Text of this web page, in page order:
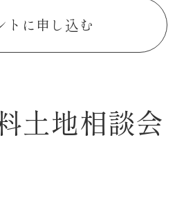
トに申し込む
土地相談